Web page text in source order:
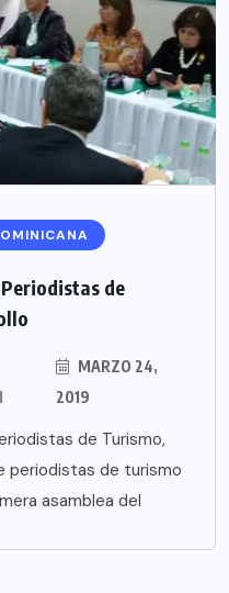
de
MARZO 24,
2019
de Turismo,
periodistas de turismo
asamblea del